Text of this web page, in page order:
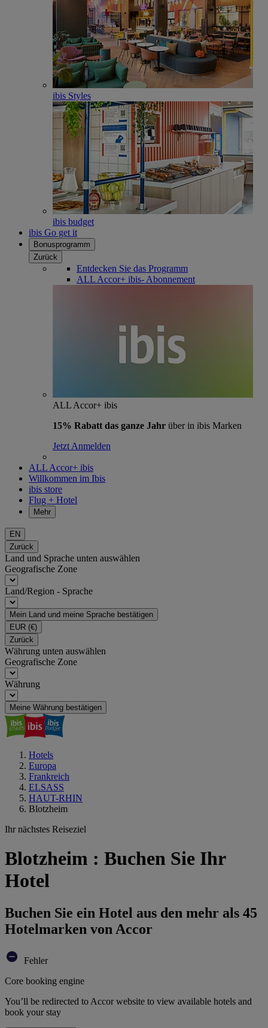
ibis Styles
ibis budget
ibis Go get it
Bonusprogramm
Zurück
Entdecken Sie das Programm
ALL Accor+ ibis- Abonnement
ALL Accor+ ibis
15% Rabatt das ganze Jahr über in ibis Marken
Jetzt Anmelden
ALL Accor+ ibis
Willkommen im Ibis
ibis store
Flug + Hotel
Mehr
EN
Zurück
Land und Sprache unten auswählen
Geografische Zone
Land/Region - Sprache
Mein Land und meine Sprache bestätigen
EUR (€)
Zurück
Währung unten auswählen
Geografische Zone
Währung
Meine Währung bestätigen
Hotels
Europa
Frankreich
ELSASS
HAUT-RHIN
Blotzheim
Ihr nächstes Reiseziel
Blotzheim : Buchen Sie Ihr
Hotel
Buchen Sie ein Hotel aus den mehr als 45
Hotelmarken von Accor
Fehler
Core booking engine
You’ll be redirected to Accor website to view available hotels and
book your stay